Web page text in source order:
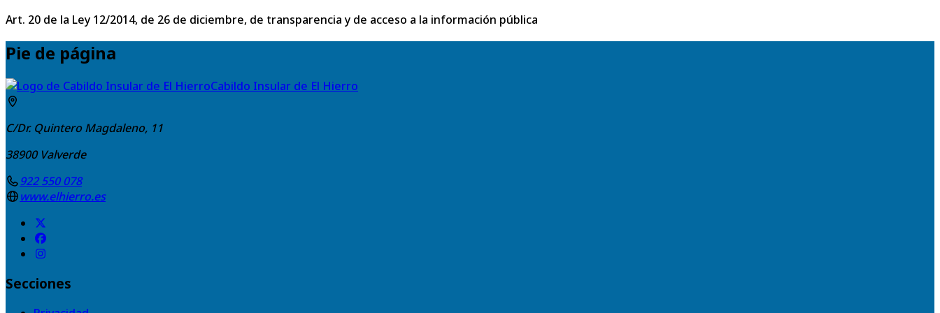
Art. 20 de la Ley 12/2014, de 26 de diciembre, de transparencia y de acceso a la información pública
Pie de página
Cabildo Insular de El Hierro
C/Dr. Quintero Magdaleno, 11
38900 Valverde
922 550 078
www.elhierro.es
Secciones